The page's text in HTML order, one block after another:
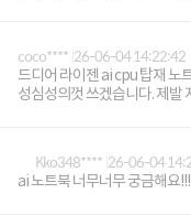
coco**** 26-06-04 14:22:42
드디어 라이젠 ai cpu 탑재 노
성심성의껏 쓰겠습니다. 제발
Kko348**** 26-06-04
ai 노트북 너무너무 궁금해요